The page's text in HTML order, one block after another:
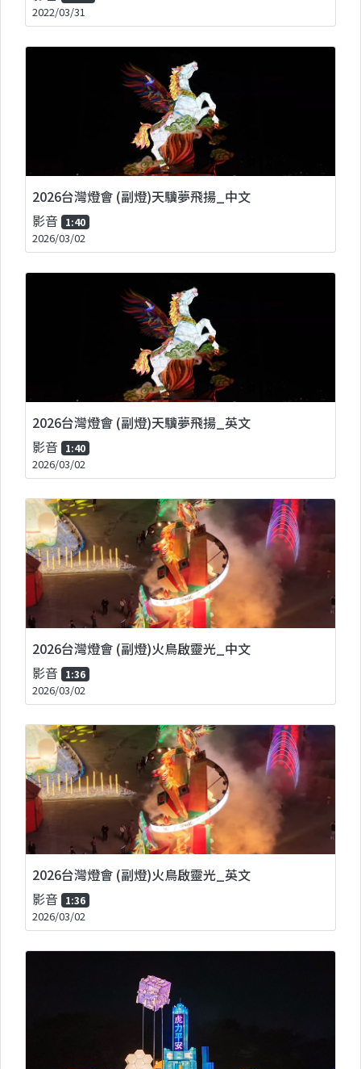
2022/03/31
2026台灣燈會 (副燈)天驥夢飛揚_中文
影音 1:40
2026/03/02
2026台灣燈會 (副燈)天驥夢飛揚_英文
影音 1:40
2026/03/02
2026台灣燈會 (副燈)火鳥啟靈光_中文
影音 1:36
2026/03/02
2026台灣燈會 (副燈)火鳥啟靈光_英文
影音 1:36
2026/03/02